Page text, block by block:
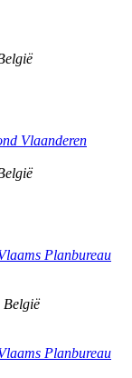
Vlaanderen
Planbureau
België
Planbureau